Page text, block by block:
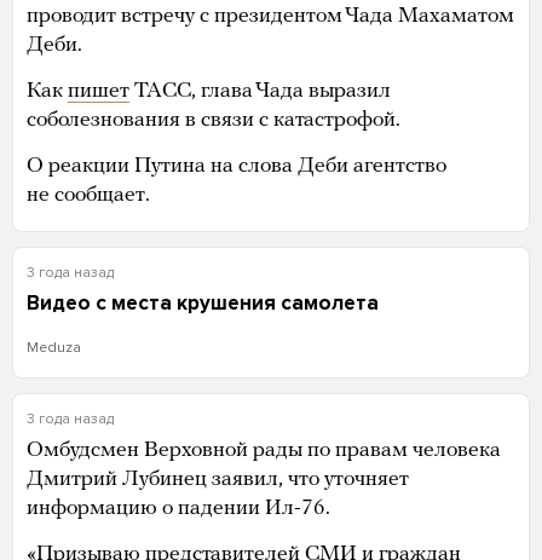
проводит встречу с президентом Чада Махаматом
Деби.
Как пишет ТАСС, глава Чада выразил
соболезнования в связи с катастрофой.
О реакции Путина на слова Деби агентство
не сообщает.
3 года назад
Видео с места крушения самолета
Meduza
3 года назад
Омбудсмен Верховной рады по правам человека
Дмитрий Лубинец заявил, что уточняет
информацию о падении Ил-76.
«Призываю представителей СМИ и граждан